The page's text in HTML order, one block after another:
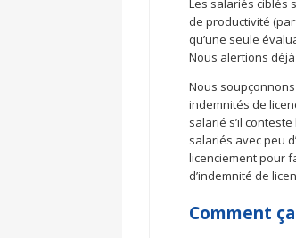
Les salariés ciblés
de productivité
qu’une seule
Nous alertions
Nous
indemnités de
salarié s’il
salariés avec peu
licenciement pour
d’indemnité de
Comment